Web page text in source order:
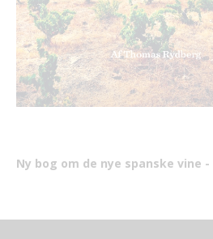
Ny bog om de nye spanske vine -